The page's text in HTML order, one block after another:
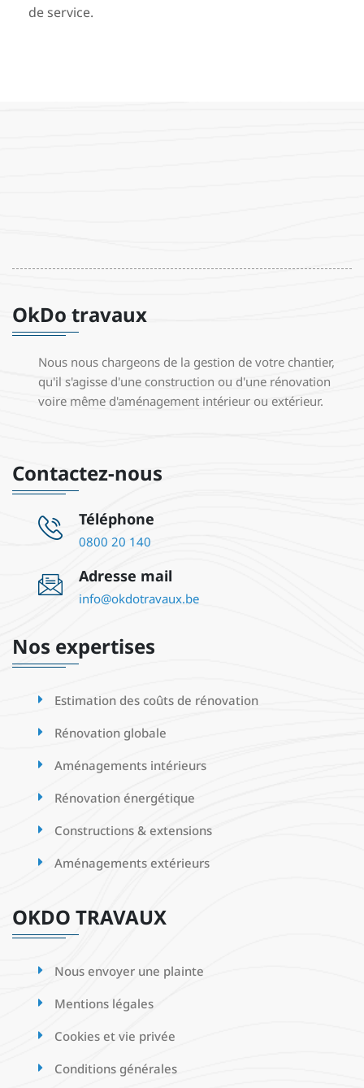
de service.
OkDo travaux
Nous nous chargeons de la gestion de votre chantier,
qu'il s'agisse d'une construction ou d'une rénovation
voire même d'aménagement intérieur ou extérieur.
Contactez-nous
Téléphone
0800 20 140
Adresse mail
info@okdotravaux.be
Nos expertises
Estimation des coûts de rénovation
Rénovation globale
Aménagements intérieurs
Rénovation énergétique
Constructions & extensions
Aménagements extérieurs
OKDO TRAVAUX
Nous envoyer une plainte
Mentions légales
Cookies et vie privée
Conditions générales